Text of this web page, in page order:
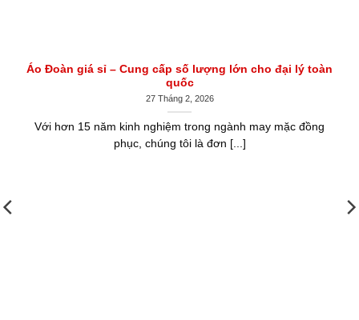
Áo Đoàn giá sỉ – Cung cấp số lượng lớn cho đại lý toàn
quốc
27 Tháng 2, 2026
Với hơn 15 năm kinh nghiệm trong ngành may mặc đồng
phục, chúng tôi là đơn [...]